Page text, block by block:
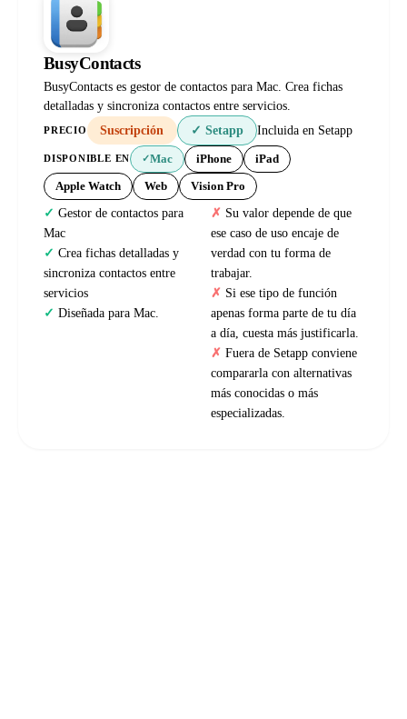
BusyContacts
BusyContacts es gestor de contactos para Mac. Crea fichas
detalladas y sincroniza contactos entre servicios.
PRECIO Suscripción ✓ Setapp Incluida en Setapp
DISPONIBLE EN ✓Mac iPhone iPad
Apple Watch Web Vision Pro
Gestor de contactos para
Mac
Crea fichas detalladas y
sincroniza contactos entre
servicios
Diseñada para Mac.
Su valor depende de que
ese caso de uso encaje de
verdad con tu forma de
trabajar.
Si ese tipo de función
apenas forma parte de tu día
a día, cuesta más justificarla.
Fuera de Setapp conviene
compararla con alternativas
más conocidas o más
especializadas.